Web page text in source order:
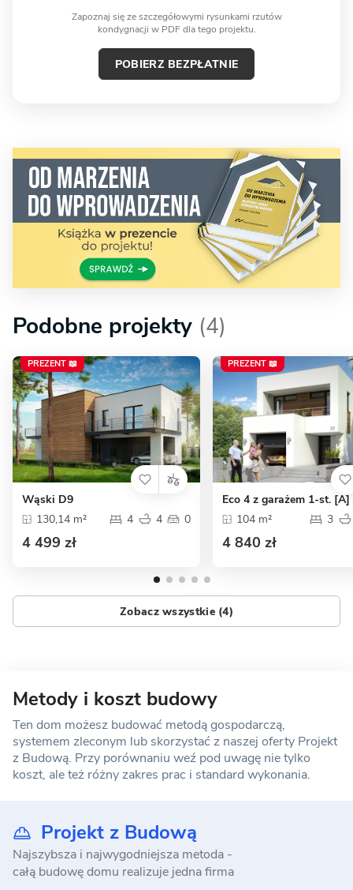
Zapoznaj się ze szczegółowymi rysunkami rzutów
kondygnacji w PDF dla tego projektu.
POBIERZ BEZPŁATNIE
Podobne projekty (4)
PREZENT 📖
Wąski D9
130,14 m²
4 4 0
4 499 zł
PREZENT 📖
Eco 4 z garażem 1-st. [A]
104 m²
3
4 840 zł
Zobacz wszystkie (4)
Metody i koszt budowy
Ten dom możesz budować metodą gospodarczą,
systemem zleconym lub skorzystać z naszej oferty Projekt
z Budową. Przy porównaniu weź pod uwagę nie tylko
koszt, ale też różny zakres prac i standard wykonania.
Projekt z Budową
Najszybsza i najwygodniejsza metoda -
całą budowę domu realizuje jedna firma